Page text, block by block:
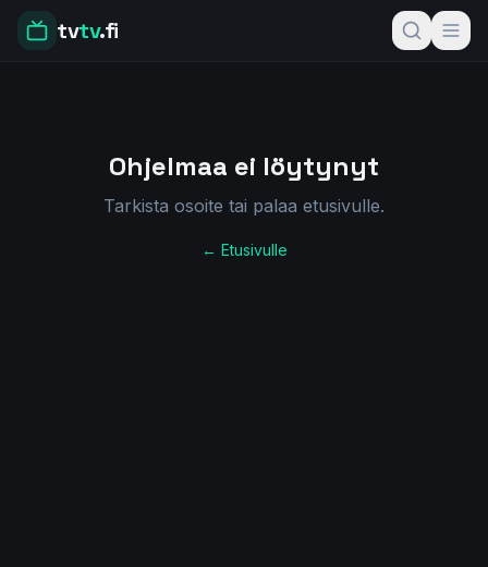
tvtv.fi
Ohjelmaa ei löytynyt
Tarkista osoite tai palaa etusivulle.
← Etusivulle